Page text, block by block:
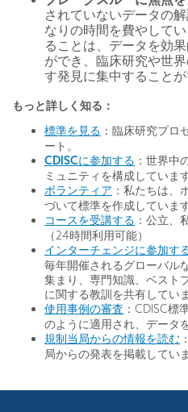
されていないデータの
なりの時間を費やして
ることは、データを効
ができ、臨床研究や世
す発見に集中することが
もっと詳しく知る：
標準を見る ：臨床研究プロ
ート。
CDISCに参加する ：世界中
ミュニティを構成しています
ボランティア ：私たちは、
づいて標準を作成しています
コースを受講する ：公立、
（24時間利用可能）
インターチェンジに参加す
毎年開催されるグローバル
集まり、専門知識、ベスト
に関する教訓を共有していま
使用事例の審査 ：CDISC標
のように適用され、データ
規制当局からの情報を読む
局からの発表を掲載していま